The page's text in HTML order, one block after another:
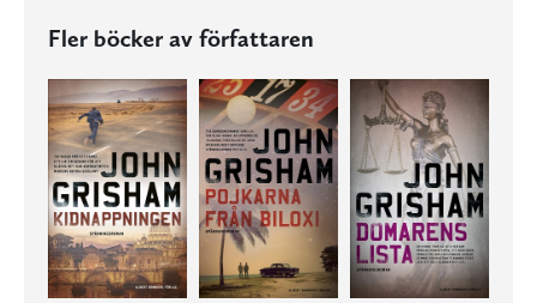
Fler böcker av författaren